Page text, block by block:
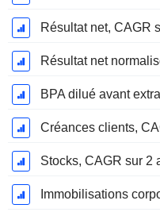
Résultat net, CAGR
Résultat net
BPA dilué avant
Créances clients,
Stocks, CAGR sur 2